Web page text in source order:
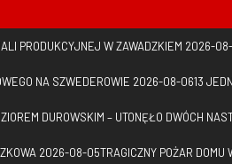
PRODUKCYJNEJ W ZAWADZKIEM 2026-
NA SZWEDEROWIE 2026-08-0613
DUROWSKIM – UTONĘŁO DWÓCH
2026-08-05TRAGICZNY POŻAR